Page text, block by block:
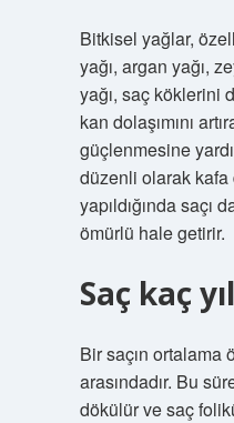
Bitkisel yağlar,
yağı, argan yağı,
yağı, saç köklerini
kan dolaşımını
güçlenmesine
düzenli olarak
yapıldığında saçı
ömürlü hale getirir.
Saç kaç
Bir saçın ortalama
arasındadır. Bu
dökülür ve saç